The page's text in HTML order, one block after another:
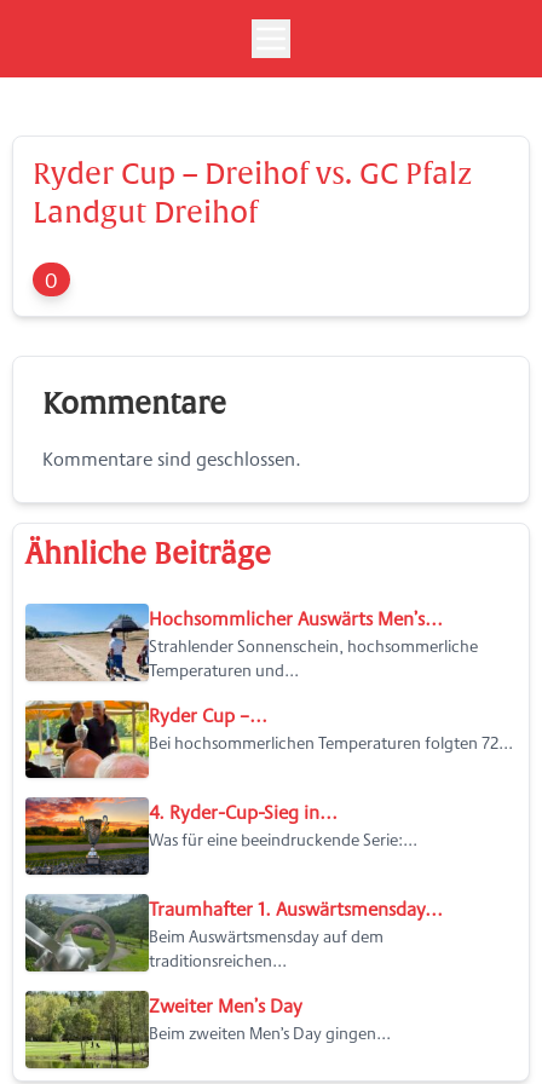
Ryder Cup – Dreihof vs. GC Pfalz
Landgut Dreihof
0
Kommentare
Kommentare sind geschlossen.
Ähnliche Beiträge
Hochsommlicher Auswärts Men’s...
Strahlender Sonnenschein, hochsommerliche
Temperaturen und...
Ryder Cup –...
Bei hochsommerlichen Temperaturen folgten 72...
4. Ryder-Cup-Sieg in...
Was für eine beeindruckende Serie:...
Traumhafter 1. Auswärtsmensday...
Beim Auswärtsmensday auf dem
traditionsreichen...
Zweiter Men’s Day
Beim zweiten Men’s Day gingen...